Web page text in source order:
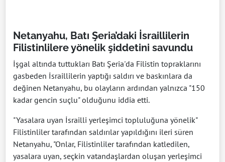
Netanyahu, Batı Şeria’daki İsraillilerin
Filistinlilere yönelik şiddetini savundu
İşgal altında tuttukları Batı Şeria'da Filistin topraklarını
gasbeden İsraillilerin yaptığı saldırı ve baskınlara da
değinen Netanyahu, bu olayların ardından yalnızca "150
kadar gencin suçlu" olduğunu iddia etti.
"Yasalara uyan İsrailli yerleşimci topluluğuna yönelik"
Filistinliler tarafından saldırılar yapıldığını ileri süren
Netanyahu, "Onlar, Filistinliler tarafından katledilen,
yasalara uyan, seçkin vatandaşlardan oluşan yerleşimci